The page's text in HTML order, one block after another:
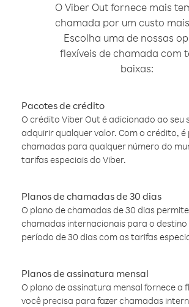
O Viber Out fornece mais
chamada por um custo
Escolha uma de nossas
flexíveis de chamada com
baixas:
Pacotes de crédito
O crédito Viber Out é adicionado ao seu
adquirir qualquer valor. Com o crédito, é
chamadas para qualquer número do
tarifas especiais do Viber.
Planos de chamadas de 30 dias
O plano de chamadas de 30 dias
chamadas internacionais para o destino
período de 30 dias com as tarifas
Planos de assinatura mensal
O plano de assinatura mensal fornece a
você precisa para fazer chamadas